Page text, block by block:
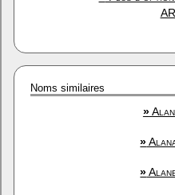
Noms similaires
»
»
»